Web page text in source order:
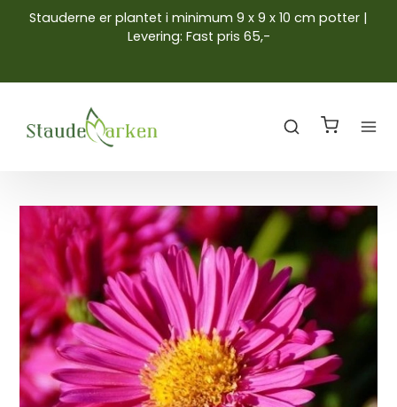
Stauderne er plantet i minimum 9 x 9 x 10 cm potter |
Levering: Fast pris 65,-